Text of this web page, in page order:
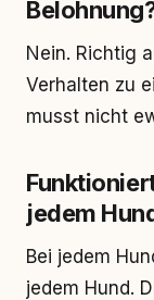
Nein. Richtig
Verhalten zu
musst nicht
jedem
Bei jedem
jedem Hund.